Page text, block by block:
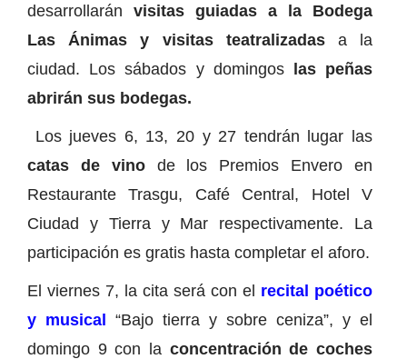
desarrollarán visitas guiadas a la Bodega
Las Ánimas y visitas teatralizadasa la
ciudad. Los sábados y domingos las peñas
abrirán sus bodegas.
Los jueves 6, 13, 20 y 27 tendrán lugar las
catas de vinode los Premios Envero en
Restaurante Trasgu, Café Central, Hotel V
Ciudad y Tierra y Mar respectivamente. La
participación es gratis hasta completar el aforo.
El viernes 7, la cita será con el recital poético
y musical “Bajo tierra y sobre ceniza”, y el
domingo 9 con la concentración de coches